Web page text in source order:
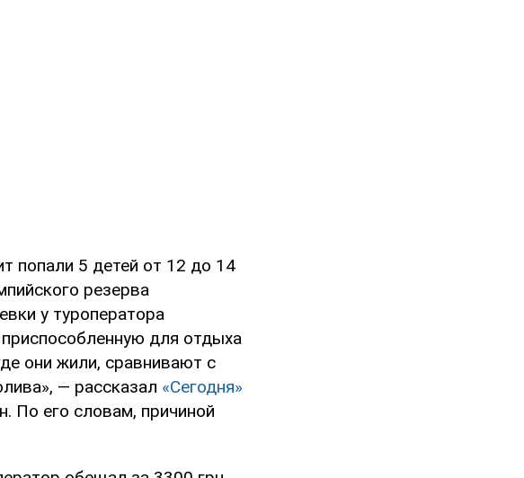
попали 5 детей от 12 до 14
резерва
у туроператора
приспособленную для отдыха
они жили, сравнивают с
— рассказал «Сегодня»
По его словам, причиной